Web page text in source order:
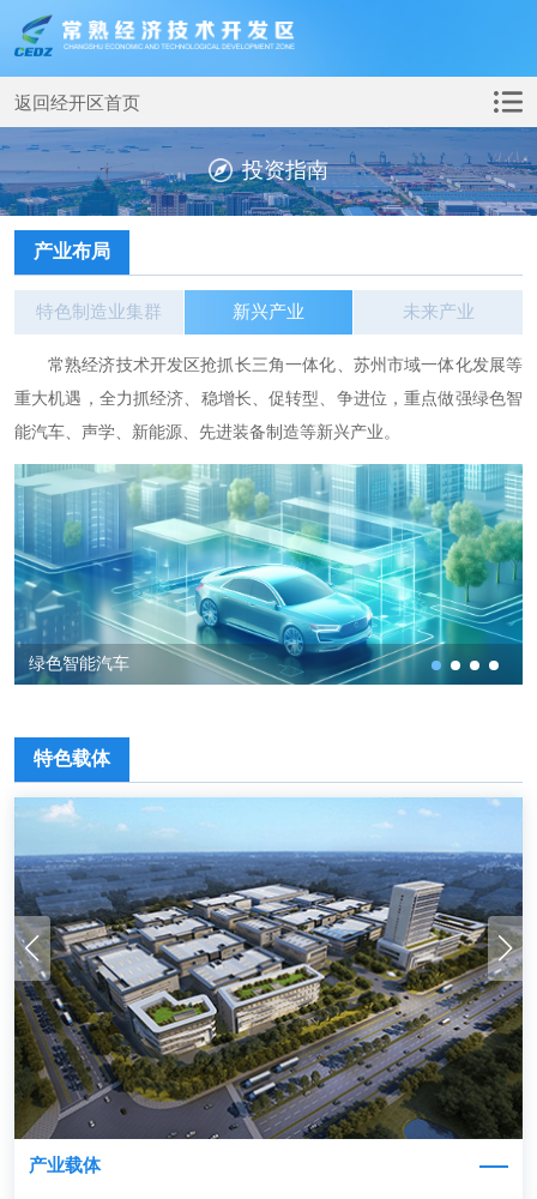
返回经开区首页
投资指南
产业布局
特色制造业集群 新兴产业 未来产业
常熟经济技术开发区抢抓长三角一体化、苏州市域一体化发展等
重大机遇，全力抓经济、稳增长、促转型、争进位，重点做强绿色智
能汽车、声学、新能源、先进装备制造等新兴产业。
绿色智能汽车
特色载体
产业载体